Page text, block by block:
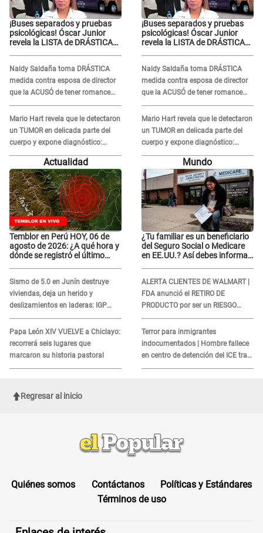
¡Buses separados y pruebas
psicológicas! Óscar Junior
revela la LISTA de DRÁSTICAS
Naldy Saldaña
Naldy Saldaña toma DRÁSTICA
medida contra esposa de director
que la ACUSÓ de tener romance
con él: "Muy triste..."
Mario Hart revela que le detectaron
un TUMOR en delicada parte del
cuerpo y expone diagnóstico:
"Dolores muy fuertes..."
¡Buses separados y pruebas
psicológicas! Óscar Junior
revela la LISTA de DRÁSTICAS
Naldy Saldaña
Naldy Saldaña toma DRÁSTICA
medida contra esposa de director
que la ACUSÓ de tener romance
con él: "Muy triste..."
Mario Hart revela que le detectaron
un TUMOR en delicada parte del
cuerpo y expone diagnóstico:
"Dolores muy fuertes..."
Actualidad
Temblor en Perú HOY, 06 de
agosto de 2026: ¿A qué hora y
dónde se registró el último
Sismo de 5.0 en Junín destruye
viviendas, deja un herido y
deslizamientos en laderas: IGP
alerta sobre posibles réplicas
Papa León XIV VUELVE a Chiclayo:
recorrerá seis lugares que
marcaron su historia pastoral
Mundo
¿Tu familiar es un beneficiario
del Seguro Social o Medicare
en EE.UU.? Así debes informar
ALERTA CLIENTES DE WALMART |
FDA anunció el RETIRO DE
PRODUCTO por ser un RIESGO
MORTAL para consumidores: ¿Cuál
es?
Terror para inmigrantes
indocumentados | Hombre fallece
en centro de detención del ICE tras
sufrir una "emergencia médica"
Regresar al inicio
Quiénes somos Contáctanos
Políticas y Estándares
Términos de uso